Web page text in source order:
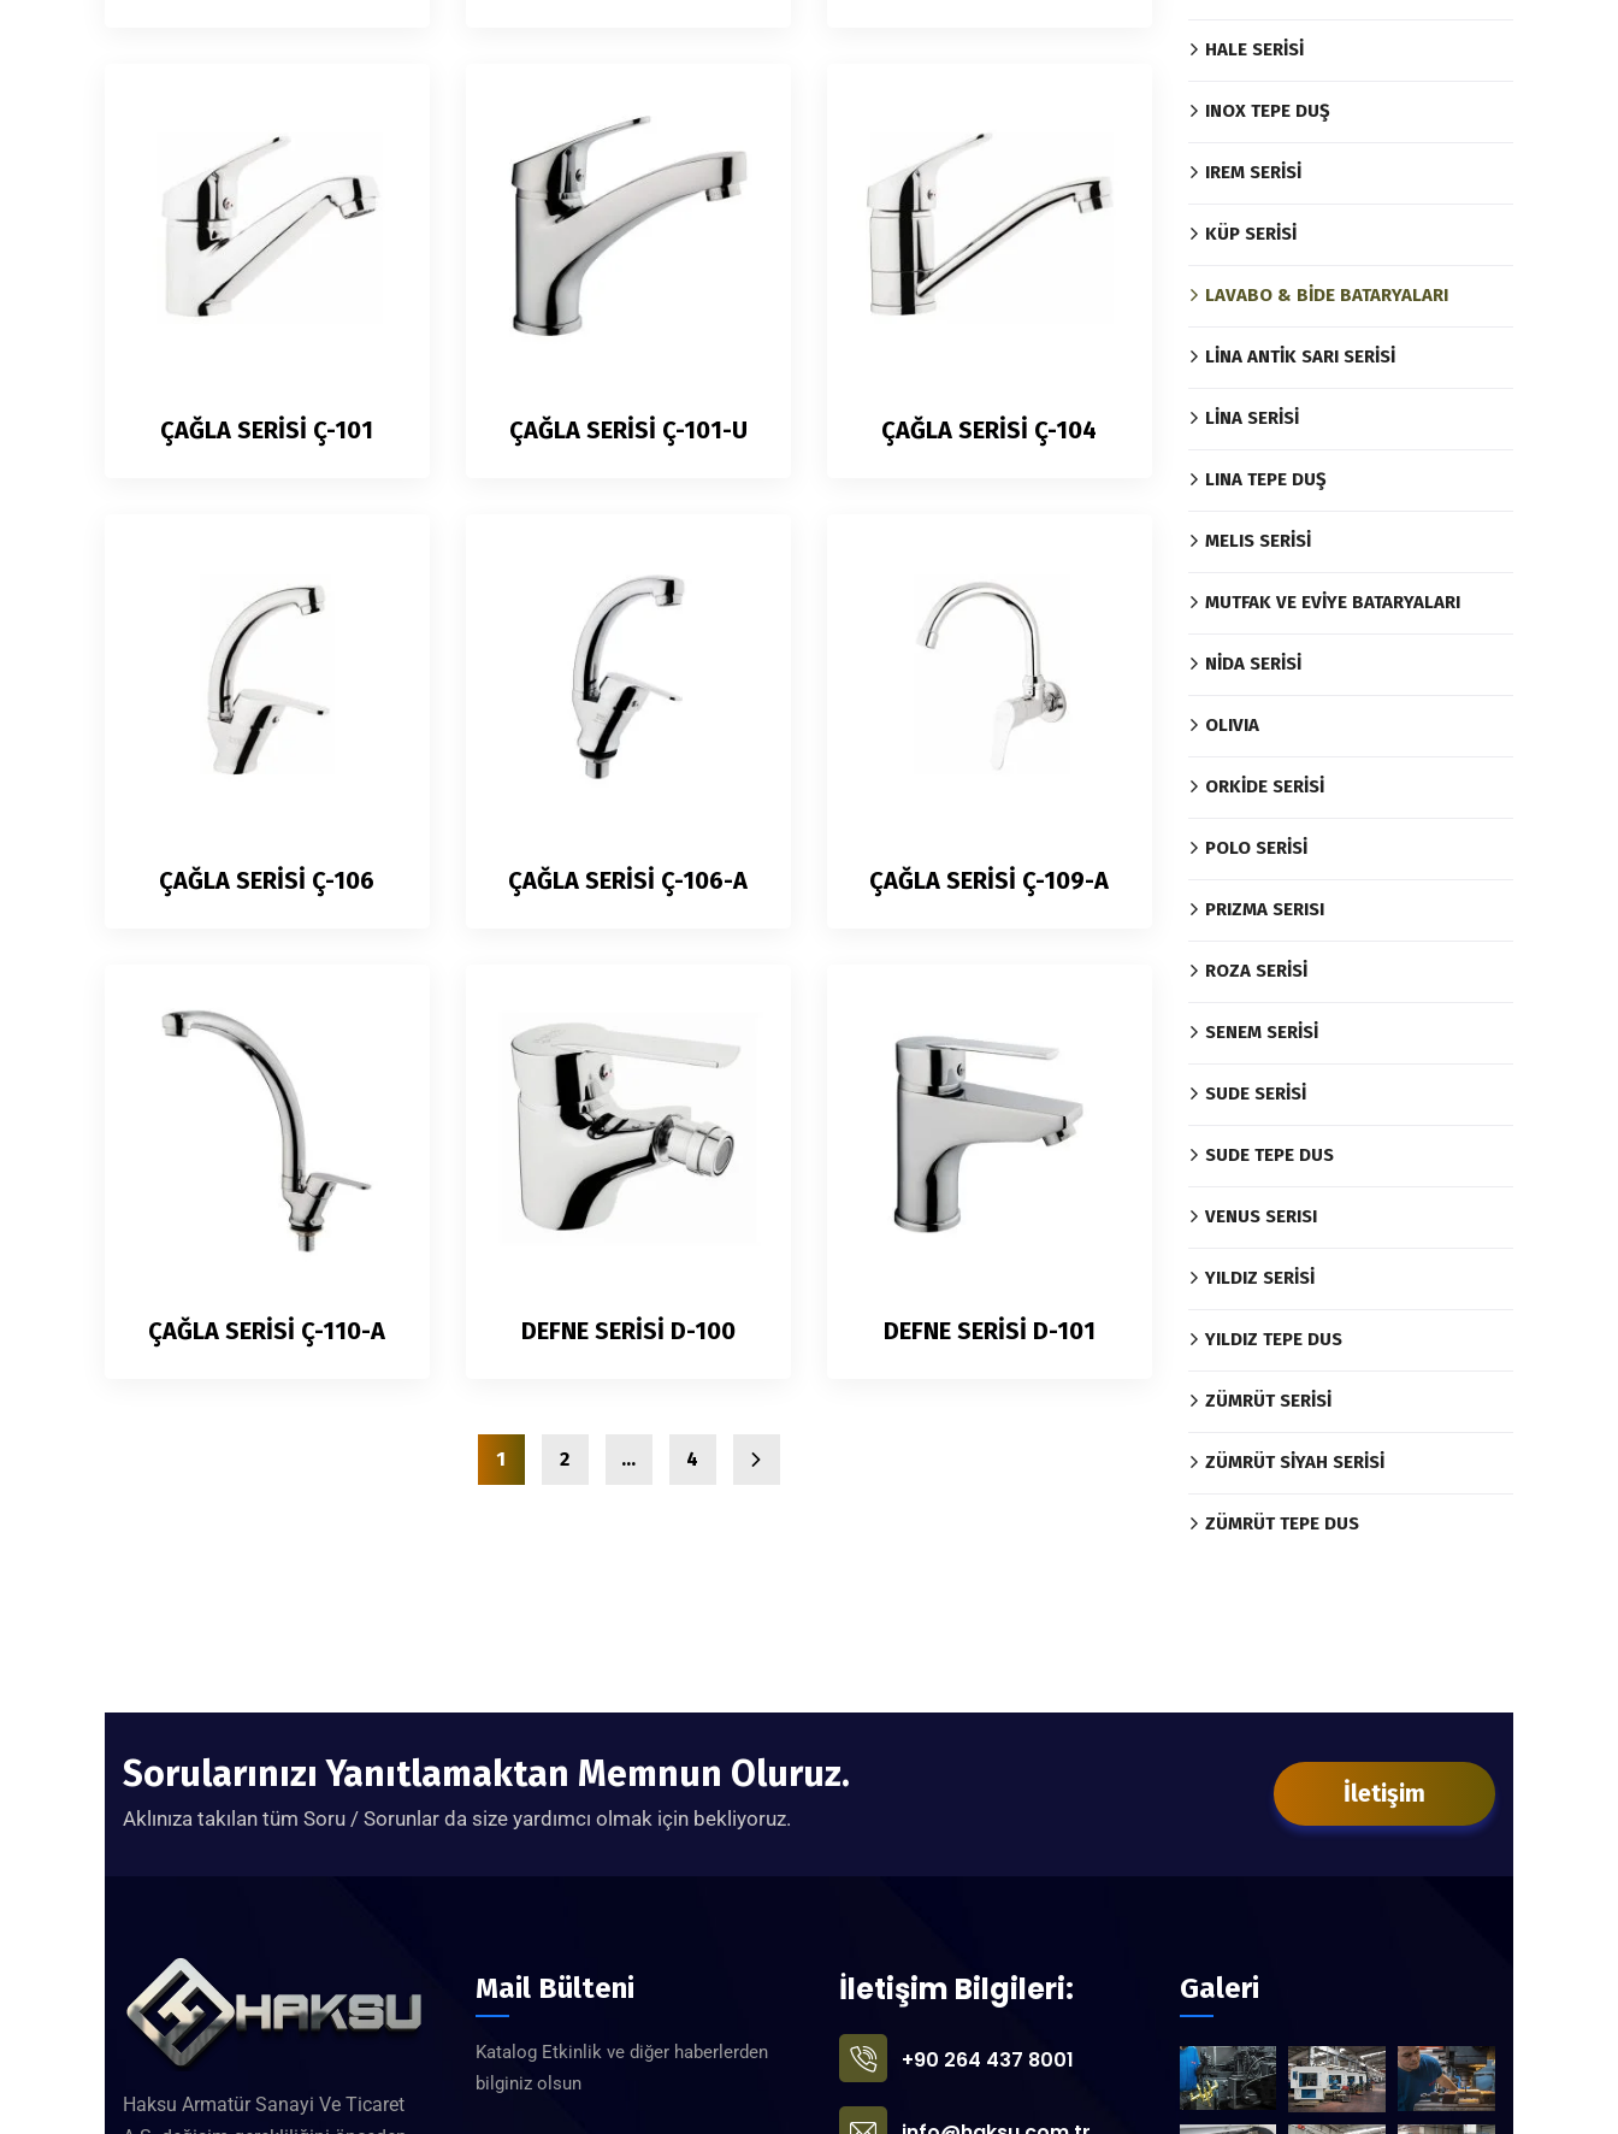
ÇAĞLA SERİSİ Ç-101 ÇAĞLA SERİSİ Ç-101-U ÇAĞLA SERİSİ Ç-104
ÇAĞLA SERİSİ Ç-106 ÇAĞLA SERİSİ Ç-106-A ÇAĞLA SERİSİ Ç-109-A
ÇAĞLA SERİSİ Ç-110-A DEFNE SERİSİ D-100 DEFNE SERİSİ D-101
1 2 … 4
HALE SERİSİ
INOX TEPE DUŞ
IREM SERİSİ
KÜP SERİSİ
LAVABO & BİDE BATARYALARI
LİNA ANTİK SARI SERİSİ
LİNA SERİSİ
LINA TEPE DUŞ
MELIS SERİSİ
MUTFAK VE EVİYE BATARYALARI
NİDA SERİSİ
OLIVIA
ORKİDE SERİSİ
POLO SERİSİ
PRIZMA SERISI
ROZA SERİSİ
SENEM SERİSİ
SUDE SERİSİ
SUDE TEPE DUS
VENUS SERISI
YILDIZ SERİSİ
YILDIZ TEPE DUS
ZÜMRÜT SERİSİ
ZÜMRÜT SİYAH SERİSİ
ZÜMRÜT TEPE DUS
Sorularınızı Yanıtlamaktan Memnun Oluruz.
Aklınıza takılan tüm Soru / Sorunlar da size yardımcı olmak için bekliyoruz.
İletişim
Haksu Armatür Sanayi Ve Ticaret
Mail Bülteni
Katalog Etkinlik ve diğer haberlerden
bilginiz olsun
İletişim Bilgileri:
+90 264 437 8001
Galeri